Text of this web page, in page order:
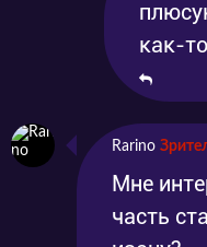
как-
Rarino
Мне
часть